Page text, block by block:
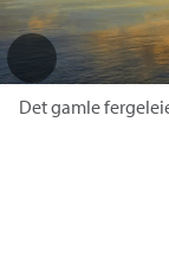
Det gamle